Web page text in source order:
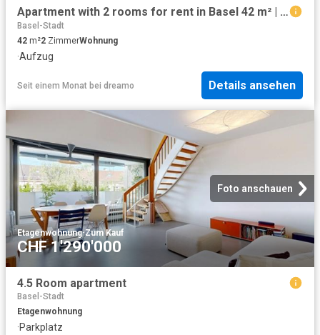
Apartment with 2 rooms for rent in Basel 42 m² | dreamo. Ch
Basel-Stadt
42 m²2 ZimmerWohnung
·Aufzug
Seit einem Monat bei dreamo Details ansehen
Foto anschauen
Etagenwohnung·Zum Kauf
CHF 1'290'000
4.5 Room apartment
Basel-Stadt
Etagenwohnung
·Parkplatz